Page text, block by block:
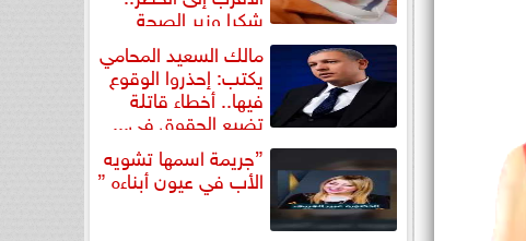
شكرا وزير الصحة
لتكريم... مالك السعيد المحامي
يكتب: إحذروا الوقوع
فيها.. أخطاء قاتلة
تضيع الحقوق في...
”جريمة اسمها تشويه
الأب في عيون أبناءه ”